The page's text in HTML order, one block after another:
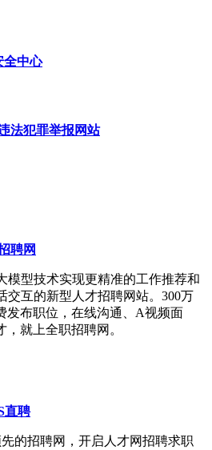
全中心
法犯罪举报网站
聘网
模型技术实现更精准的工作推荐和
交互的新型人才招聘网站。300万
发布职位，在线沟通、A视频面
就上全职招聘网。
直聘
的招聘网，开启人才网招聘求职